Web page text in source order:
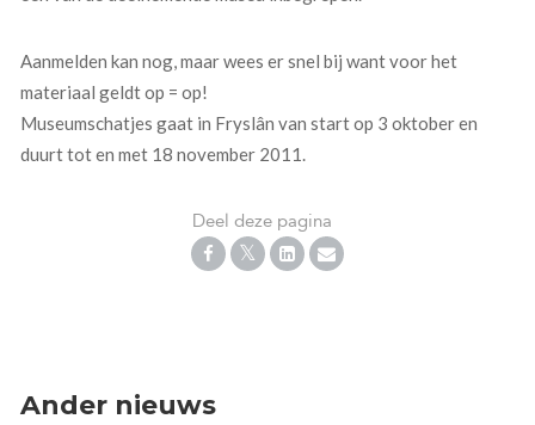
Aanmelden kan nog, maar wees er snel bij want voor het
materiaal geldt op = op!
Museumschatjes gaat in Fryslân van start op 3 oktober en
duurt tot en met 18 november 2011.
Deel deze pagina
Ander nieuws